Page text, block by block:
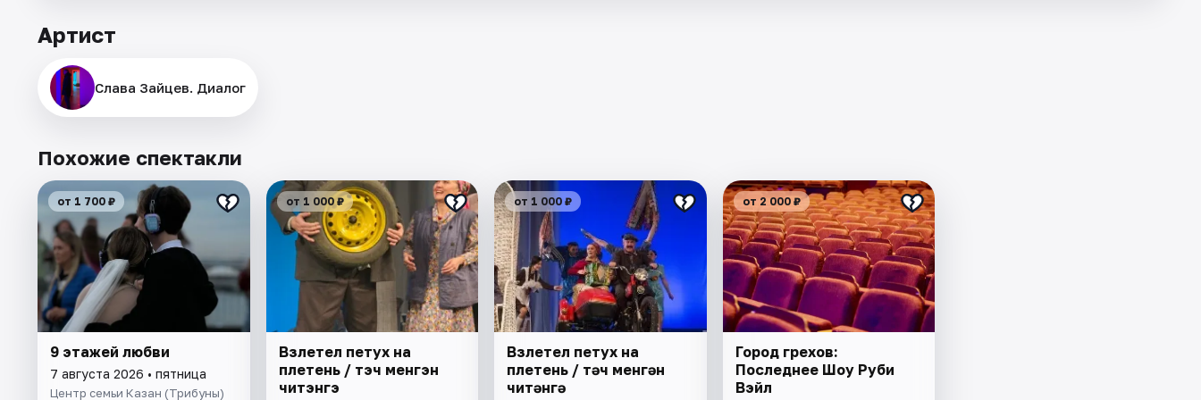
Артист
Слава Зайцев. Диалог
Похожие спектакли
от 1 700 ₽
9 этажей любви
7 августа 2026 • пятница
Центр семьи Казан (Трибуны)
от 1 000 ₽
Взлетел петух на
плетень / Әтэч менгэн
читэнгэ
от 1 000 ₽
Взлетел петух на
плетень / Әтәч менгән
читәнгә
от 2 000 ₽
Город грехов:
Последнее Шоу Руби
Вэйл